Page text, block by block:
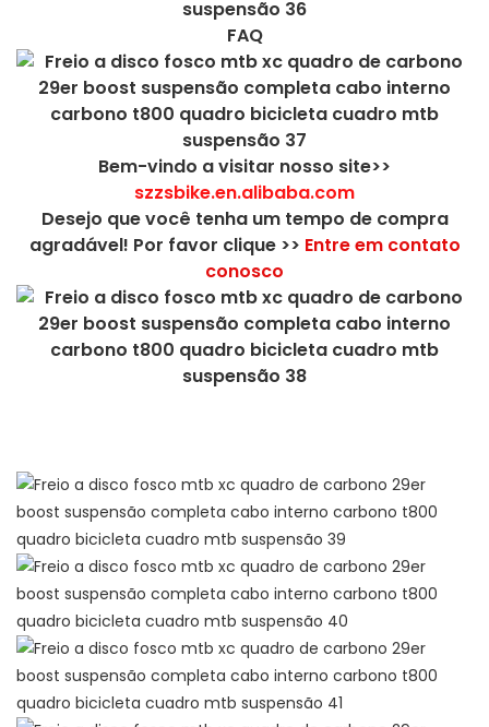
FAQ
Bem-vindo a visitar nosso site>>
szzsbike.en.alibaba.com
Desejo que você tenha um tempo de compra
agradável! Por favor clique >> Entre em contato
conosco